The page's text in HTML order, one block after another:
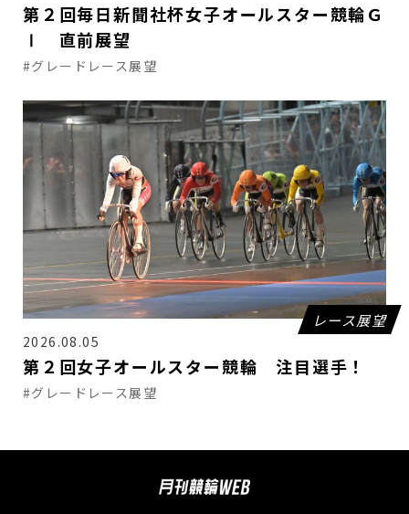
第２回毎日新聞社杯女子オールスター競輪Ｇ
Ⅰ 直前展望
#グレードレース展望
レース展望
2026.08.05
第２回女子オールスター競輪 注目選手！
#グレードレース展望